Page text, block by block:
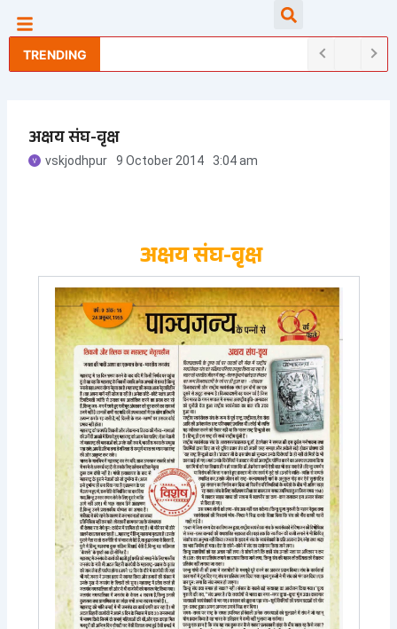
contentTRENDING
अक्षय संघ-वृक्ष
vskjodhpur 9 October 2014 3:04 am
अक्षय संघ-वृक्ष